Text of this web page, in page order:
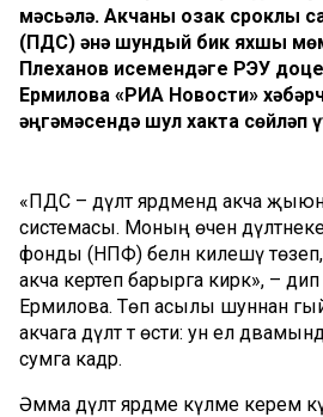
мәсьәлә. Акчаны озак сроклы
(ПДС) әнә шундый бик яхшы
Плеханов исемендәге РЭУ
Ермилова «РИА Новости»
әңгәмәсендә шул хакта сөйләп
«ПДС – дәүләт ярдәмендә акча
системасы. Моның өчен
фонды (НПФ) белән килешү төзеп,
акча кертеп барырга кирәк», – дип
Ермилова. Төп асылы шуннан
акчага дәүләт тә өсти: ун ел
сумга кадәр.
Әмма дәүләт ярдәме күләме керем